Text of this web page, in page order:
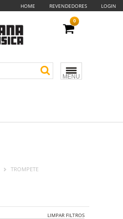
HOME REVENDEDORES LOGIN
MENU
0
TROMPETE
LIMPAR FILTROS